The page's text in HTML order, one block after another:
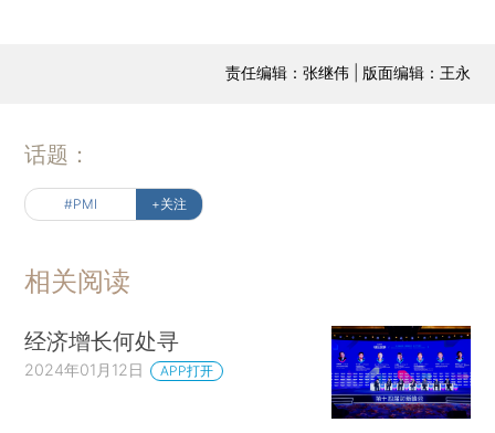
责任编辑：张继伟 | 版面编辑：王永
话题：
#PMI +关注
相关阅读
经济增长何处寻
2024年01月12日 APP打开